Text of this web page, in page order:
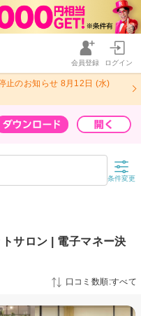
会員登録 ログイン
止のお知らせ 8月12日 (水)
条件変更
サロン | 電子マネー決
口コミ数順:すべて